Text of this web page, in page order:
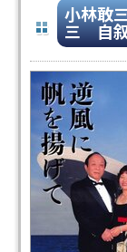
小林敢
三 自